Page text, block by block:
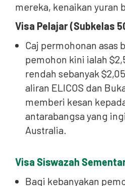
mereka, kenaikan yuran
Visa Pelajar (Subkelas
Caj permohonan asas
pemohon kini ialah
rendah sebanyak
aliran ELICOS dan
memberi kesan
antarabangsa yang
Australia.
Visa Siswazah
Bagi kebanyakan